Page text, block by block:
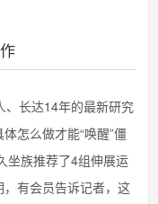
长达14年的最新研究
怎么做才能“唤醒”僵
坐族推荐了4组伸展运
有会员告诉记者，这